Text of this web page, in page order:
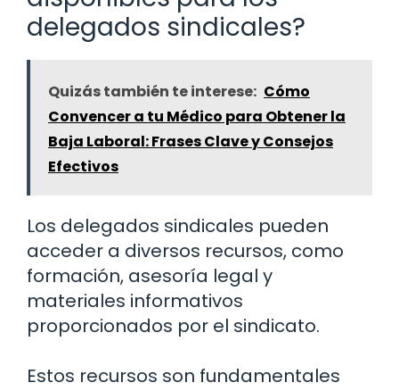
delegados sindicales?
Quizás también te interese: Cómo
Convencer a tu Médico para Obtener la
Baja Laboral: Frases Clave y Consejos
Efectivos
Los delegados sindicales pueden
acceder a diversos recursos, como
formación, asesoría legal y
materiales informativos
proporcionados por el sindicato.
Estos recursos son fundamentales